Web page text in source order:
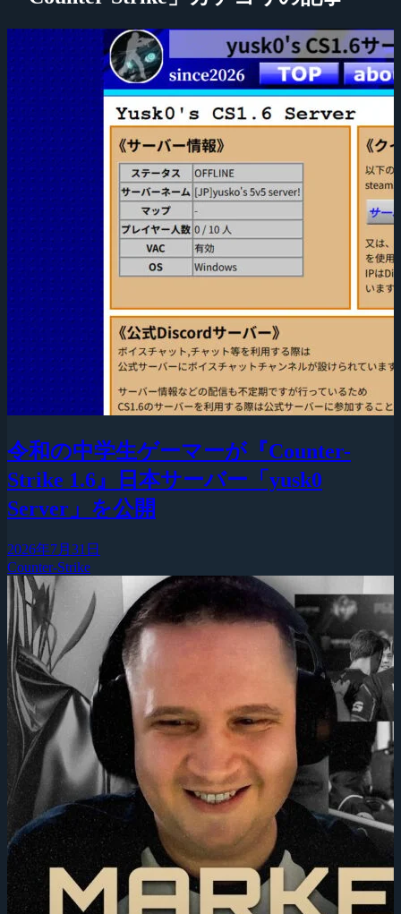
令和の中学生ゲーマーが『Counter-
Strike 1.6』日本サーバー「yusk0
Server」を公開
2026年7月31日
Counter-Strike